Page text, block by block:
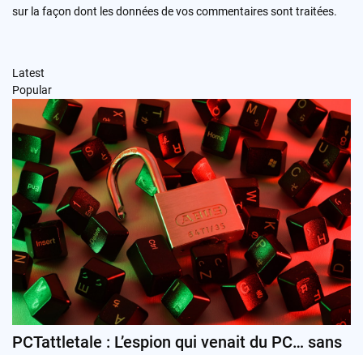
sur la façon dont les données de vos commentaires sont traitées.
Latest
Popular
PCTattletale : L’espion qui venait du PC… sans